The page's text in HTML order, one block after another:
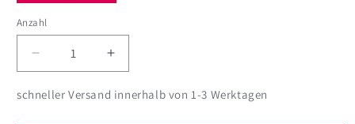
Anzahl
Anzahl
Verringere
die
Menge
Erhöhe
die
Menge
schneller Versand innerhalb von 1-3 Werktagen